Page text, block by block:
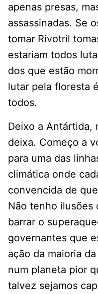
apenas presas,
assassinadas. Se
tomar Rivotril
estariam todos
dos que estão
lutar pela floresta
todos.
Deixo a Antártida,
deixa. Começo a
para uma das
climática onde
convencida de
Não tenho ilusões
barrar o
governantes que
ação da maioria
num planeta pior
talvez sejamos